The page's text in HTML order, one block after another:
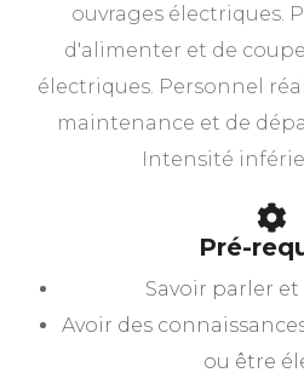
ouvrages électriques.
d'alimenter et de
électriques. Personnel
maintenance et de
Intensité
Pré-
Savoir parler
Avoir des
ou être